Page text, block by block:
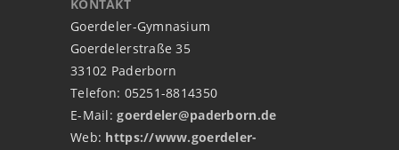
KONTAKT
Goerdeler-Gymnasium
Goerdelerstraße 35
33102 Paderborn
Telefon: 05251-8814350
E-Mail:goerdeler@paderborn.de
Web: https://www.goerdeler-